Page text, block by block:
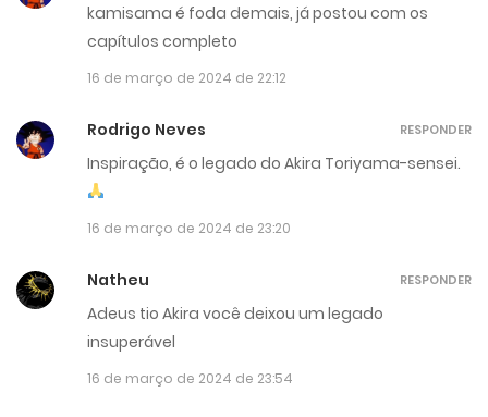
kamisama é foda demais, já postou com os
capítulos completo
16 de março de 2024 de 22:12
Rodrigo Neves
Inspiração, é o legado do Akira Toriyama-sensei.
16 de março de 2024 de 23:20
RESPONDER
Natheu
Adeus tio Akira você deixou um legado
insuperável
16 de março de 2024 de 23:54
RESPONDER